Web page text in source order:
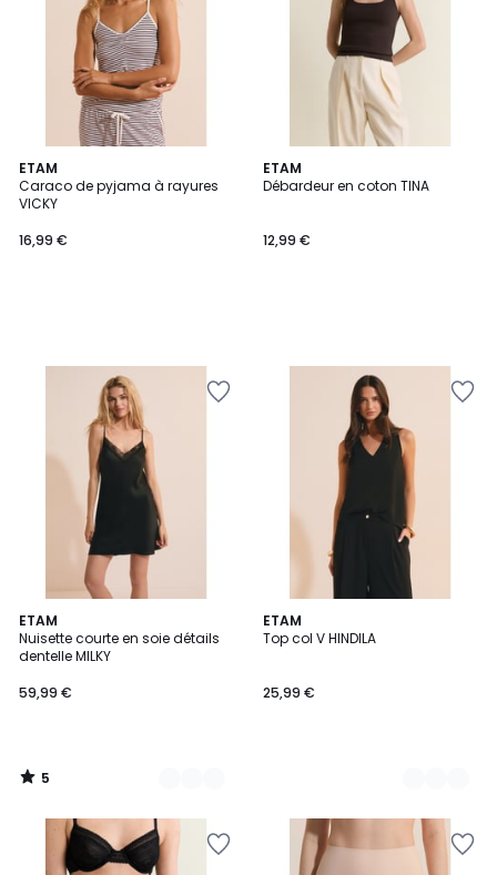
ETAM
Caraco de pyjama à rayures
VICKY
16,99 €
ETAM
Débardeur en coton TINA
12,99 €
ETAM
Nuisette courte en soie détails
dentelle MILKY
59,99 €
5
/
5
6
Couleurs
5
/
ETAM
Top col V HINDILA
25,99 €
2
Couleurs